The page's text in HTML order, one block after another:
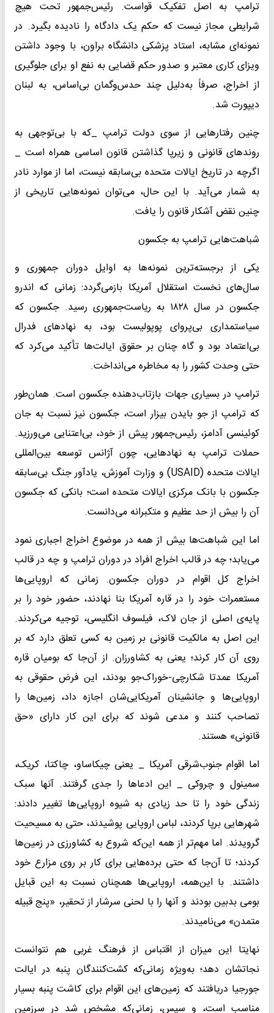
ترامپ به اصل تفکیک قواست. رئیس‌جمهور تحت هیچ
شرایطی مجاز نیست که حکم یک دادگاه را نادیده بگیرد. در
نمونه‌ای مشابه، استاد پزشکی دانشگاه براون، با وجود داشتن
ویزای کاری معتبر و صدور حکم قضایی به نفع او برای جلوگیری
از اخراج، صرفاً به‌دلیل چند حدس‌و‌گمان بی‌اساس، به لبنان
دیپورت شد.
چنین رفتار‌هایی از سوی دولت ترامپ _که با بی‌توجهی به
روند‌های قانونی و زیرپا گذاشتن قانون اساسی همراه است _
اگرچه در تاریخ ایالات متحده بی‌سابقه نیست، اما از موارد نادر
به شمار می‌آید. با این حال، می‌توان نمونه‌هایی تاریخی از
چنین نقض آشکار قانون را یافت.
شباهت‌هایی ترامپ به جکسون
یکی از برجسته‌ترین نمونه‌ها به اوایل دوران جمهوری و
سال‌های نخست استقلال آمریکا بازمی‌گردد: زمانی که اندرو
جکسون در سال ۱۸۲۸ به ریاست‌جمهوری رسید. جکسون که
سیاستمداری بی‌پروای پوپولیست بود، به نهاد‌های فدرال
بی‌اعتماد بود و گاه چنان بر حقوق ایالت‌ها تأکید می‌کرد که
حتی وحدت کشور را به مخاطره می‌انداخت.
ترامپ در بسیاری جهات بازتاب‌دهنده جکسون است. همان‌طور
که ترامپ از جو بایدن بیزار است، جکسون نیز نسبت به جان
کوئینسی آدامز، رئیس‌جمهور پیش از خود، بی‌اعتنایی می‌ورزید.
حملات ترامپ به نهادهایی، چون آژانس توسعه بین‌المللی
ایالات متحده (USAID) و وزارت آموزش، یادآور جنگ بی‌سابقه
جکسون با بانک مرکزی ایالات متحده است؛ بانکی که جکسون
آن را بیش از حد عظیم و متکبرانه می‌دانست.
اما این شباهت‌ها بیش از همه در موضوع اخراج اجباری نمود
می‌یابد؛ چه در قالب اخراج افراد در دوران ترامپ و چه در قالب
اخراج کل اقوام در دوران جکسون. زمانی که اروپایی‌ها
مستعمرات خود را در قاره آمریکا بنا نهادند، حضور خود را بر
پایه‌ی اصلی از جان لاک، فیلسوف انگلیسی، توجیه می‌کردند.
این اصل به مالکیت قانونی بر زمین به کسی تعلق دارد که بر
روی آن کار کرند؛ یعنی به کشاورزان. از آن‌جا که بومیان قاره
آمریکا عمدتا شکارچی-خوراک‌جو بودند، این فرض حقوقی به
اروپایی‌ها و جانشینان آمریکایی‌شان اجازه داد، زمین‌ها را
تصاحب کنند و مدعی شوند که برای این کار دارای «حق
قانونی» هستند.
اما اقوام جنوب‌شرقی آمریکا _ یعنی چیکاساو، چاکتا، کریک،
سمینول و چروکی _ این ادعا‌ها را جدی گرفتند. آنها سبک
زندگی خود را تا حد زیادی به شیوه اروپایی‌ها تغییر دادند:
شهر‌هایی برپا کردند، لباس اروپایی پوشیدند، حتی به مسیحیت
گرویدند. اما مهم‌تر از همه این‌که شروع به کشاورزی در زمین‌ها
کردند؛ تا آن‌جا که حتی برده‌هایی برای کار بر روی مزارع خود
داشتند. با این‌همه، اروپایی‌ها همچنان نسبت به این قبایل
بومی بدبین بودند و آنها را با لحنی سرشار از تحقیر، «پنج قبیله
متمدن» می‌نامیدند.
نهایتا این میزان از اقتباس از فرهنگ غربی هم نتوانست
نجاتشان دهد؛ به‌ویژه زمانی‌که کشت‌کنندگان پنبه در ایالت
جورجیا دریافتند که زمین‌های این اقوام برای کاشت پنبه بسیار
مناسب است، و سپس، زمانی‌که مشخص شد در سرزمین